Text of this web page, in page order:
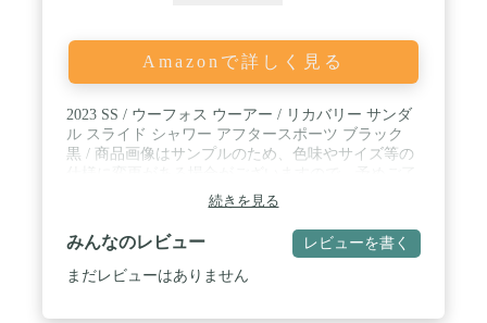
Amazonで詳しく見る
2023 SS / ウーフォス ウーアー / リカバリー サンダ
ル スライド シャワー アフタースポーツ ブラック
黒 / 商品画像はサンプルのため、色味やサイズ等の
続きを見る
みんなのレビュー レビューを書く
まだレビューはありません